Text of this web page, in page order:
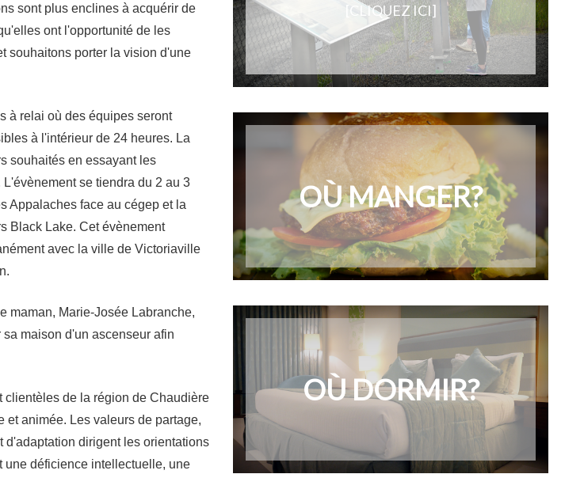
sont plus enclines à acquérir de
ont l'opportunité de les
souhaitons porter la vision d'une
à relai où des équipes seront
à l'intérieur de 24 heures. La
souhaités en essayant les
se tiendra du 2 au 3
Appalaches face au cégep et la
Black Lake. Cet évènement
avec la ville de Victoriaville
maman, Marie-Josée Labranche,
maison d'un ascenseur afin
clientèles de la région de Chaudière
et animée. Les valeurs de partage,
d'adaptation dirigent les orientations
une déficience intellectuelle, une
[CLIQUEZ ICI]
OÙ MANGER?
OÙ DORMIR?